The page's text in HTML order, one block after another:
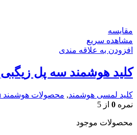
مقایسه
مشاهده سریع
افزودن به علاقه مندی
کلید هوشمند سه پل زیگبی
کلید لمسی هوشمند, محصولات هوشمند Benica
نمره 0 از 5
محصولات موجود